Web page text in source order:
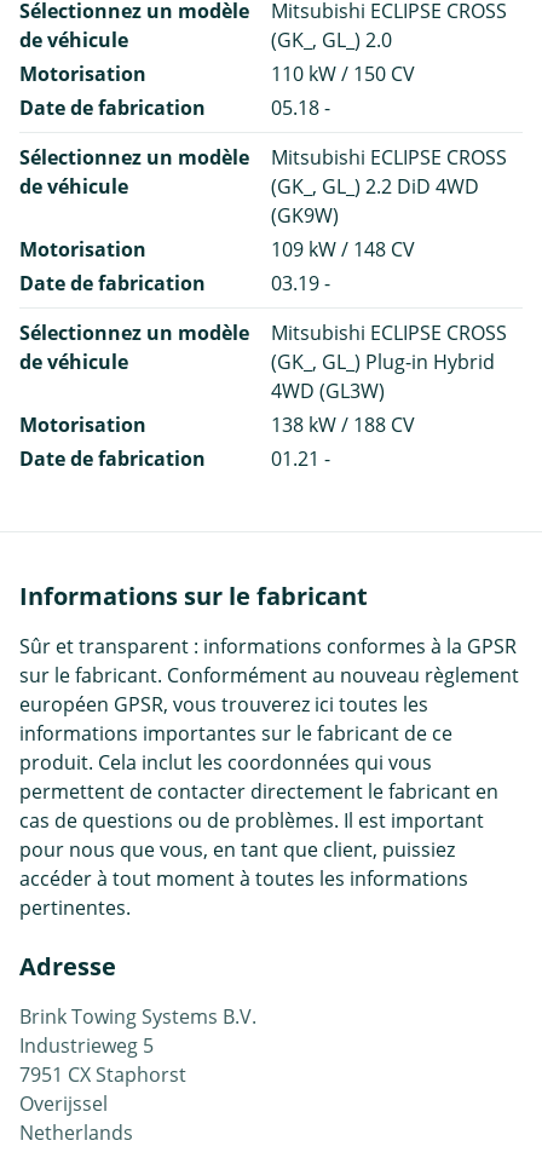
Sélectionnez un modèle
de véhicule
Mitsubishi ECLIPSE CROSS
(GK_, GL_) 2.0
Motorisation
110 kW / 150 CV
Date de fabrication
05.18 -
Sélectionnez un modèle
de véhicule
Mitsubishi ECLIPSE CROSS
(GK_, GL_) 2.2 DiD 4WD
(GK9W)
Motorisation
109 kW / 148 CV
Date de fabrication
03.19 -
Sélectionnez un modèle
de véhicule
Mitsubishi ECLIPSE CROSS
(GK_, GL_) Plug-in Hybrid
4WD (GL3W)
Motorisation
138 kW / 188 CV
Date de fabrication
01.21 -
Informations sur le fabricant
Sûr et transparent : informations conformes à la GPSR
sur le fabricant. Conformément au nouveau règlement
européen GPSR, vous trouverez ici toutes les
informations importantes sur le fabricant de ce
produit. Cela inclut les coordonnées qui vous
permettent de contacter directement le fabricant en
cas de questions ou de problèmes. Il est important
pour nous que vous, en tant que client, puissiez
accéder à tout moment à toutes les informations
pertinentes.
Adresse
Brink Towing Systems B.V.
Industrieweg 5
7951 CX Staphorst
Overijssel
Netherlands